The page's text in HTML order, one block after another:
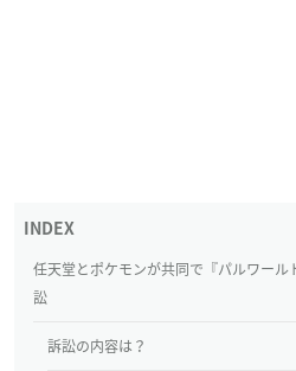
任天堂とポケモンが共同で『パルワー
訟
訴訟の内容は？